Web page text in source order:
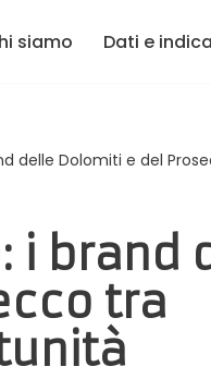
siamo Dati e
delle Dolomiti e del
i brand
tra